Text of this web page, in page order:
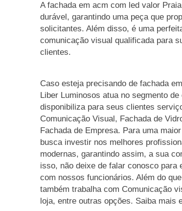
A fachada em acm com led valor
durável, garantindo uma peça que
solicitantes. Além disso, é uma
comunicação visual qualificada para
clientes.
Caso esteja precisando de fachada
Liber Luminosos atua no segmento
disponibiliza para seus clientes
Comunicação Visual, Fachada de
Fachada de Empresa. Para uma
busca investir nos melhores
modernas, garantindo assim, a sua
isso, não deixe de falar conosco
com nossos funcionários. Além do
também trabalha com Comunicação
loja, entre outras opções. Saiba mais